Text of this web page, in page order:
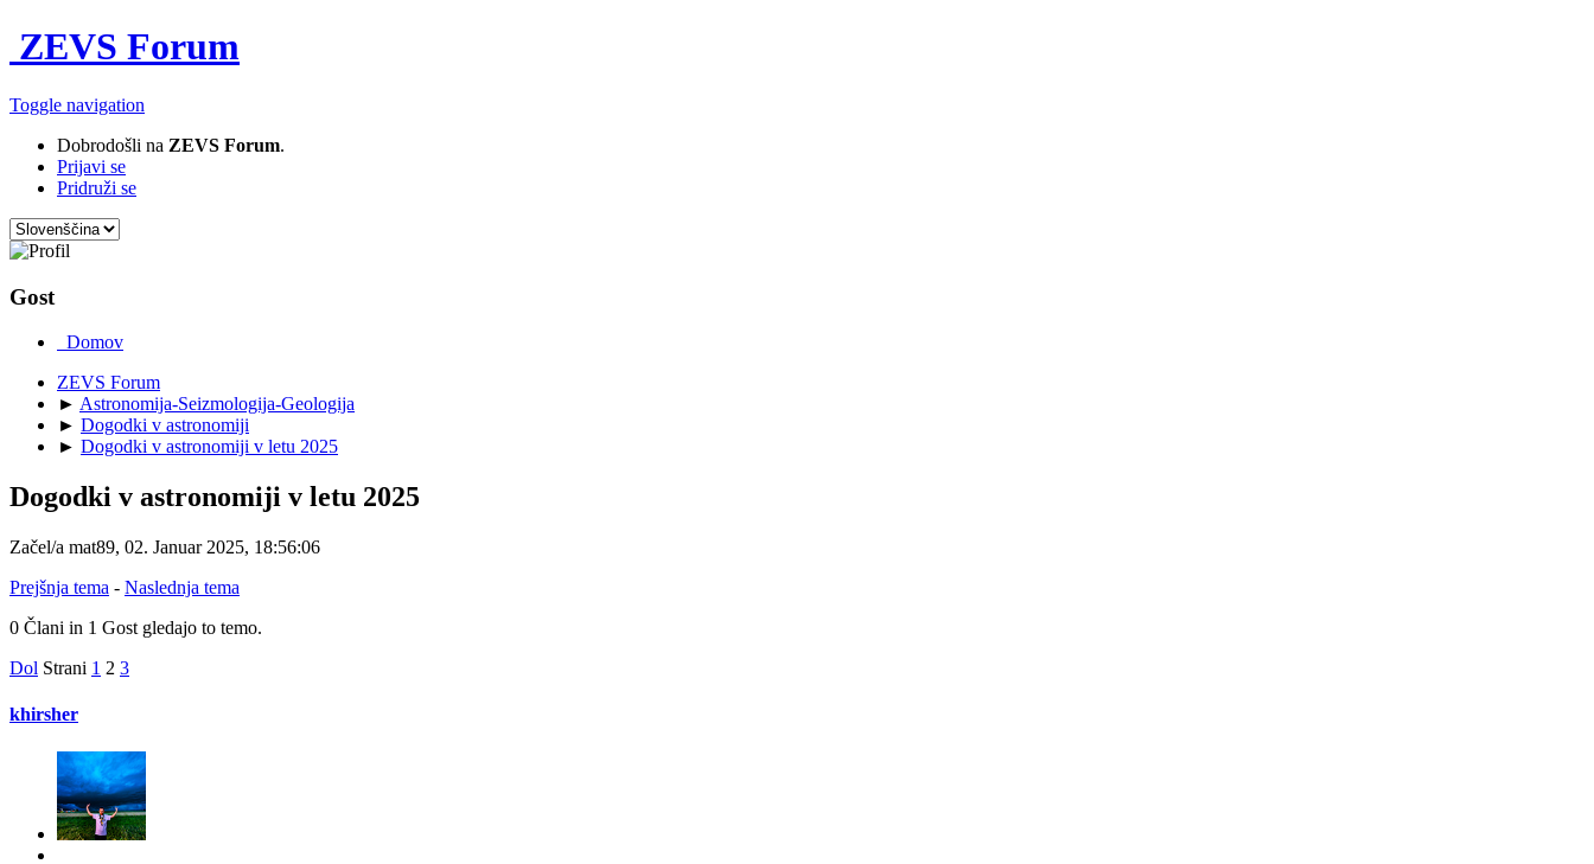
ZEVS Forum
Toggle navigation
Dobrodošli na ZEVS Forum.
Prijavi se
Pridruži se
Gost
Domov
ZEVS Forum
► Astronomija-Seizmologija-Geologija
► Dogodki v astronomiji
► Dogodki v astronomiji v letu 2025
Dogodki v astronomiji v letu 2025
Začel/a mat89, 02. Januar 2025, 18:56:06
Prejšnja tema - Naslednja tema
0 Člani in 1 Gost gledajo to temo.
Dol Strani 1 2 3
khirsher